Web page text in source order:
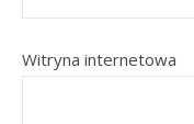
Witryna internetowa